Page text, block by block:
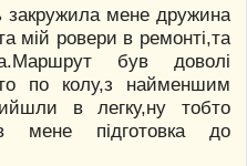
мене дружина
мій ровери в ремонті,та
був доволі
по колу,з найменшим
в легку,ну тобто
підготовка до